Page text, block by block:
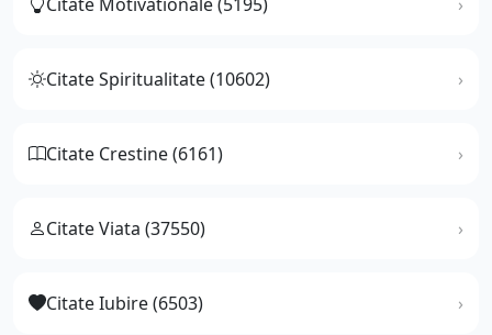
Citate Spiritualitate (10602)
Citate Crestine (6161)
Citate Viata (37550)
Citate Iubire (6503)